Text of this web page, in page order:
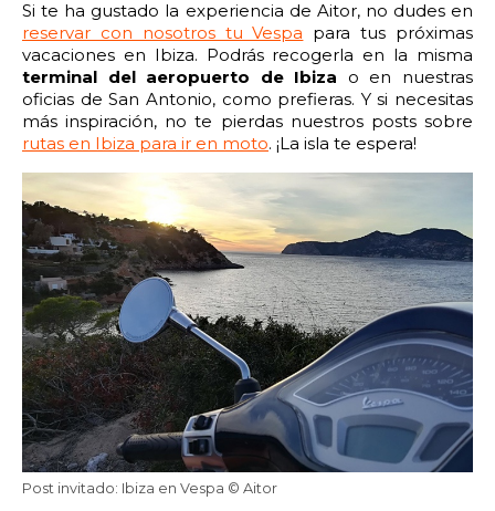
Si te ha gustado la experiencia de Aitor, no dudes en
reservar con nosotros tu Vespa para tus próximas
vacaciones en Ibiza. Podrás recogerla en la misma
terminal del aeropuerto de Ibiza o en nuestras
oficias de San Antonio, como prefieras. Y si necesitas
más inspiración, no te pierdas nuestros posts sobre
rutas en Ibiza para ir en moto. ¡La isla te espera!
Post invitado: Ibiza en Vespa © Aitor